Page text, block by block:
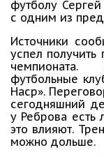
футболу
с одним из
Источники
успел
футбольные
Наср».
сегодняшний
у Реброва есть
это влияют.
можно дольше.